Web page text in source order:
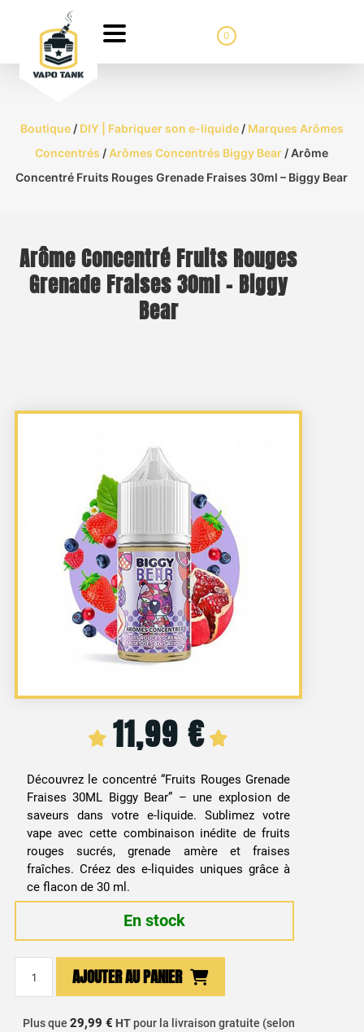
0
Boutique/ DIY | Fabriquer son e-liquide/ Marques Arômes
Concentrés / Arômes Concentrés Biggy Bear / Arôme
Concentré Fruits Rouges Grenade Fraises 30ml – Biggy Bear
Arôme Concentré Fruits Rouges
Grenade Fraises 30ml – Biggy
Bear
11,99 €
Découvrez le concentré “Fruits Rouges Grenade
Fraises 30ML Biggy Bear” – une explosion de
saveurs dans votre e-liquide. Sublimez votre
vape avec cette combinaison inédite de fruits
rouges sucrés, grenade amère et fraises
fraîches. Créez des e-liquides uniques grâce à
ce flacon de 30 ml.
En stock
Concentré
AJOUTER AU PANIER
Plus que 29,99 € HTpour la livraison gratuite (selon